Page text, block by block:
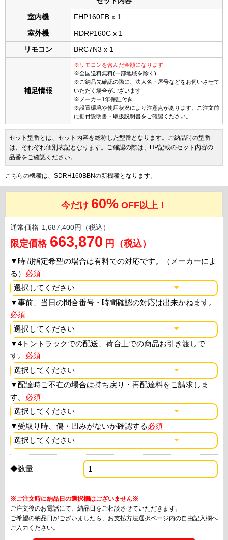
室内機 FHP160FB x 1
室外機 RDRP160C x 1
リモコン BRC7N3 x 1
補足情報
※リモコンを含んだ金額になります
※全国送料無料(一部地域を除く)
※ご納品先確認の際に、法人名・屋号などをお伺いさせて
いただく場合がございます
※メーカー1年保証付き
※設置環境や使用状況により注意点があります。ご注文前
に据付説明書・取扱説明書をご確認ください。
セット型番とは、セット内容を総称した型番となります。ご納品時の型番
は、それぞれ個別表記となります。ご確認の際は、HP記載のセット内容の
品番をご確認ください。
こちらの機種は、SDRH160BBNの新機種となります。
今だけ 60% OFF以上！
通常価格 1,687,400円（税込）
限定価格 663,870 円（税込）
▼時間指定希望の場合は有料での対応です。（メーカーによ
る） 必須
▼事前、当日の問合番号・時間確認の対応は出来かねます。
必須
▼4トントラックでの配送、荷台上での商品お引き渡しで
す。 必須
▼配達時ご不在の場合は持ち戻り・再配達料をご請求しま
す。 必須
▼ 受取り時、傷・凹みがないか確認する必須
◆数量
※ご注文時に納品日の選択欄はございません※
ご注文後のお電話にて、納品日をご相談させていただきます。
ご希望の納品日がございましたら、お支払方法選択ページ内の自由記入欄へ
ご入力ください。